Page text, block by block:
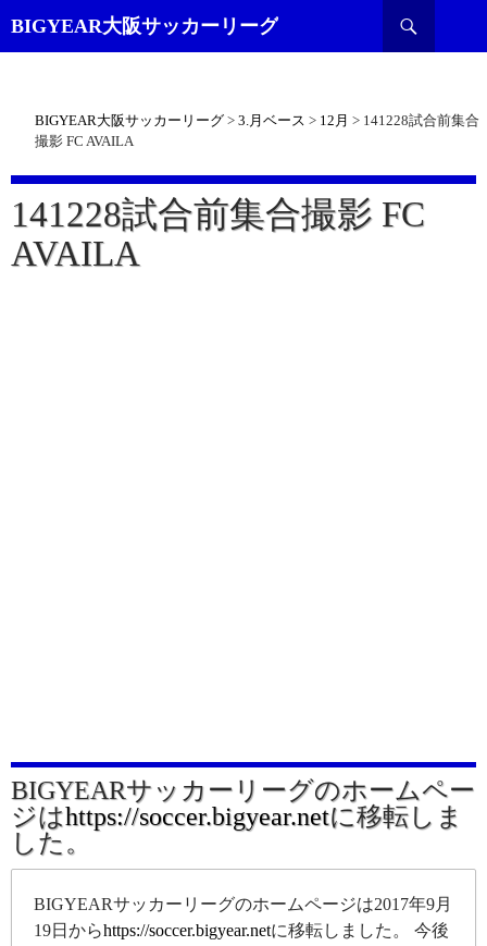
BIGYEAR大阪サッカーリーグ
索
BIGYEAR大阪サッカーリーグ > 3.月ベース > 12月 > 141228試合前集合
撮影 FC AVAILA
141228試合前集合撮影 FC
AVAILA
BIGYEARサッカーリーグのホームペー
ジはhttps://soccer.bigyear.netに移転しま
した。
BIGYEARサッカーリーグのホームページは2017年9月
19日からhttps://soccer.bigyear.netに移転しました。 今後